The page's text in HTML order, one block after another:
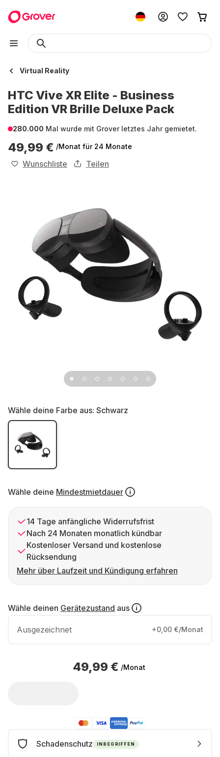
Virtual Reality
HTC Vive XR Elite - Business
Edition VR Brille Deluxe Pack
280.000 Mal wurde mit Grover letztes Jahr gemietet.
49,99 € /Monat für 24 Monate
Wunschliste Teilen
Wähle deine Farbe aus: Schwarz
Wähle deine Mindestmietdauer
14 Tage anfängliche Widerrufsfrist
Nach 24 Monaten monatlich kündbar
Kostenloser Versand und kostenlose
Rücksendung
Mehr über Laufzeit und Kündigung erfahren
Wähle deinen Gerätezustand aus
Ausgezeichnet +0,00 €/Monat
49,99 € /Monat
Schadenschutz INBEGRIFFEN